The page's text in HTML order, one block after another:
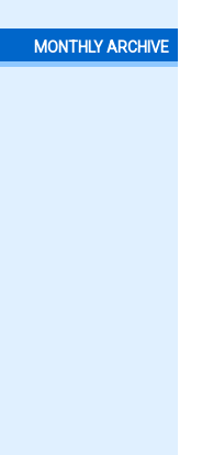
MONTHLY ARCHIVE